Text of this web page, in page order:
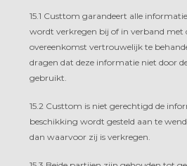
15.1 Custtom garandeert alle
wordt verkregen bij of in verband met
overeenkomst vertrouwelijk te
dragen dat deze informatie niet door
gebruikt.
15.2 Custtom is niet gerechtigd de
beschikking wordt gesteld aan te
dan waarvoor zij is verkregen.